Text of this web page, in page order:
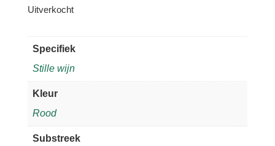
Uitverkocht
Specifiek
Stille wijn
Kleur
Rood
Substreek